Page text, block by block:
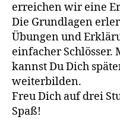
erreichen wir eine
Die Grundlagen
Übungen und
einfacher Schlösser.
kannst Du Dich
weiterbilden.
Freu Dich auf drei
Spaß!